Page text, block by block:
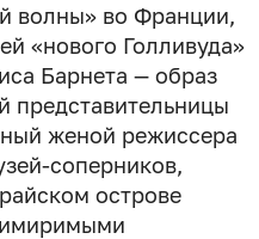
волны» во Франции,
«нового Голливуда»
Барнета — образ
представительницы
женой режиссера
соперников,
острове